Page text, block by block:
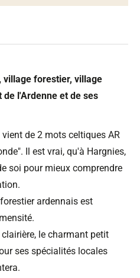
village forestier, village
l'Ardenne et de ses
de 2 mots celtiques AR
Il est vrai, qu'à Hargnies,
soi pour mieux comprendre
ardennais est
le charmant petit
ses spécialités locales